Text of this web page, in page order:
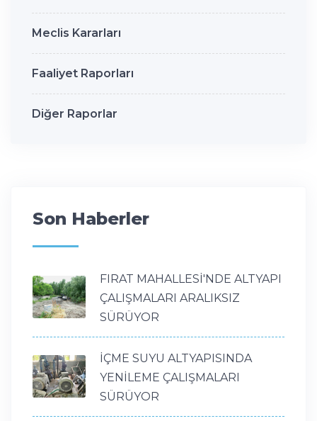
Meclis Kararları
Faaliyet Raporları
Diğer Raporlar
Son Haberler
FIRAT MAHALLESİ'NDE ALTYAPI
ÇALIŞMALARI ARALIKSIZ
SÜRÜYOR
İÇME SUYU ALTYAPISINDA
YENİLEME ÇALIŞMALARI
SÜRÜYOR